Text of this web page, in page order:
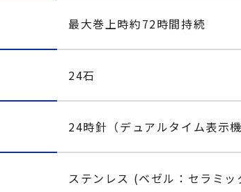
最大巻上時約72時間持続
24石
24時針（デュアルタイム表示
ステンレス (ベゼル：セラミッ